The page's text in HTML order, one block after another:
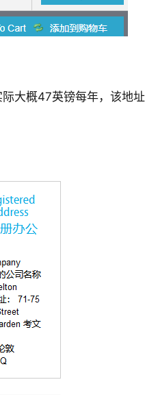
大概47英镑每年，该地址